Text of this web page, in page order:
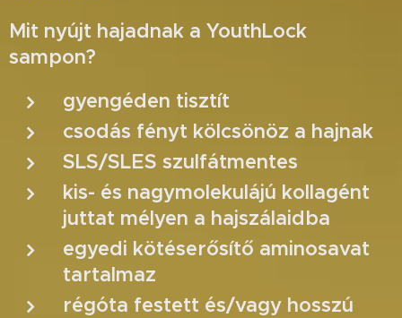
Mit nyújt hajadnak a YouthLock
sampon?
gyengéden tisztít
csodás fényt kölcsönöz a hajnak
SLS/SLES szulfátmentes
kis- és nagymolekulájú kollagént
juttat mélyen a hajszálaidba
egyedi kötéserősítő aminosavat
tartalmaz
régóta festett és/vagy hosszú